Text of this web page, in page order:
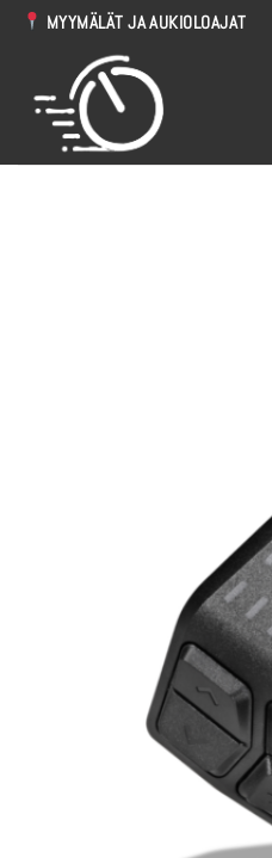
Skip
MYYMÄLÄT JA AUKIOLOAJAT